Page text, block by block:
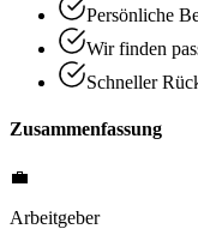
Persönliche
Wir finden
Schneller
Zusammenfassung
💼
Arbeitgeber